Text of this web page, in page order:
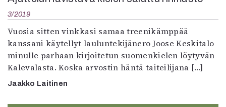
3/2019
Vuosia sitten vinkkasi samaa treenikämppää
kanssani käytellyt lauluntekijänero Joose Keskitalo
minulle parhaan kirjoitetun suomenkielen löytyvän
Kalevalasta. Koska arvostin häntä taiteilijana […]
Jaakko Laitinen